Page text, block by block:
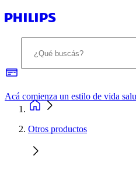
Otros productos